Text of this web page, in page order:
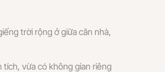
trời rộng ở giữa căn nhà,
vừa có không gian riêng